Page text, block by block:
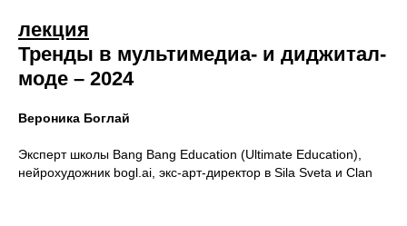
лекция
Тренды в мультимедиа- и диджитал-
моде – 2024
Вероника Боглай
Эксперт школы Bang Bang Education (Ultimate Education),
нейрохудожник bogl.ai, экс-арт-директор в Sila Sveta и Clan